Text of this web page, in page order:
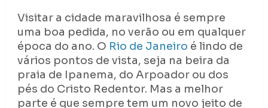
Visitar a cidade maravilhosa é sempre
uma boa pedida, no verão ou em qualquer
época do ano. O Rio de Janeiro é lindo de
vários pontos de vista, seja na beira da
praia de Ipanema, do Arpoador ou dos
pés do Cristo Redentor. Mas a melhor
parte é que sempre tem um novo jeito de